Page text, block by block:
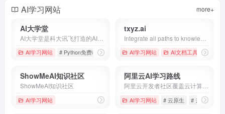
AI学习网站 more+
AI大学堂
AI学习网站 # Python免费教程 # Python免费自学网站 # Python全套课程
txyz.ai
AI学习网站 AI文档工具
ShowMeAI知识社区
ShowMeAI知识社区
AI学习网站
阿里云AI学习路线
AI学习网站 # 云原生 # 云计算